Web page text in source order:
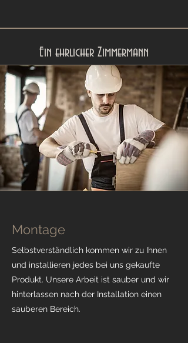
Ein ehrlicher Zimmermann
Montage
Selbstverständlich kommen wir zu Ihnen
und installieren jedes bei uns gekaufte
Produkt. Unsere Arbeit ist sauber und wir
hinterlassen nach der Installation einen
sauberen Bereich.